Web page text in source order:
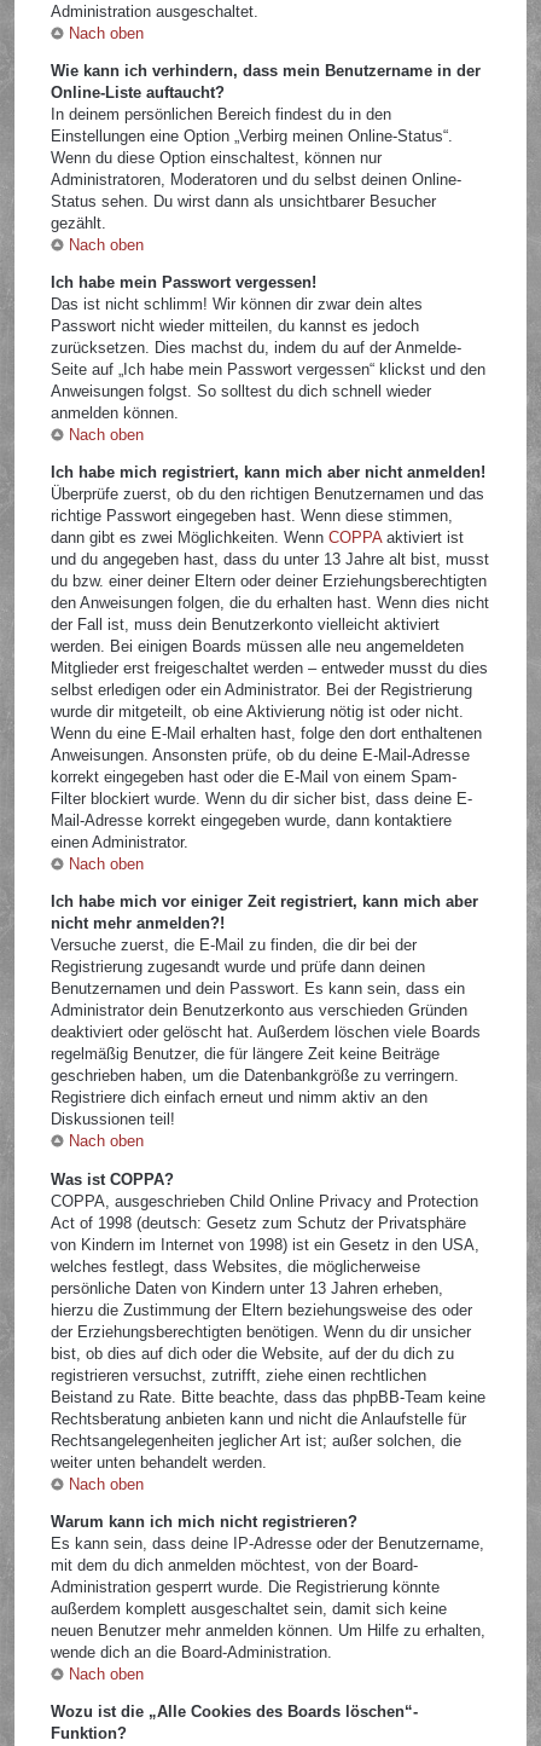
Administration ausgeschaltet.
Nach oben
Wie kann ich verhindern, dass mein Benutzername in der
Online-Liste auftaucht?
In deinem persönlichen Bereich findest du in den
Einstellungen eine Option „Verbirg meinen Online-Status“.
Wenn du diese Option einschaltest, können nur
Administratoren, Moderatoren und du selbst deinen Online-
Status sehen. Du wirst dann als unsichtbarer Besucher
gezählt.
Nach oben
Ich habe mein Passwort vergessen!
Das ist nicht schlimm! Wir können dir zwar dein altes
Passwort nicht wieder mitteilen, du kannst es jedoch
zurücksetzen. Dies machst du, indem du auf der Anmelde-
Seite auf „Ich habe mein Passwort vergessen“ klickst und den
Anweisungen folgst. So solltest du dich schnell wieder
anmelden können.
Nach oben
Ich habe mich registriert, kann mich aber nicht anmelden!
Überprüfe zuerst, ob du den richtigen Benutzernamen und das
richtige Passwort eingegeben hast. Wenn diese stimmen,
dann gibt es zwei Möglichkeiten. WennCOPPAaktiviert ist
und du angegeben hast, dass du unter 13 Jahre alt bist, musst
du bzw. einer deiner Eltern oder deiner Erziehungsberechtigten
den Anweisungen folgen, die du erhalten hast. Wenn dies nicht
der Fall ist, muss dein Benutzerkonto vielleicht aktiviert
werden. Bei einigen Boards müssen alle neu angemeldeten
Mitglieder erst freigeschaltet werden – entweder musst du dies
selbst erledigen oder ein Administrator. Bei der Registrierung
wurde dir mitgeteilt, ob eine Aktivierung nötig ist oder nicht.
Wenn du eine E-Mail erhalten hast, folge den dort enthaltenen
Anweisungen. Ansonsten prüfe, ob du deine E-Mail-Adresse
korrekt eingegeben hast oder die E-Mail von einem Spam-
Filter blockiert wurde. Wenn du dir sicher bist, dass deine E-
Mail-Adresse korrekt eingegeben wurde, dann kontaktiere
einen Administrator.
Nach oben
Ich habe mich vor einiger Zeit registriert, kann mich aber
nicht mehr anmelden?!
Versuche zuerst, die E-Mail zu finden, die dir bei der
Registrierung zugesandt wurde und prüfe dann deinen
Benutzernamen und dein Passwort. Es kann sein, dass ein
Administrator dein Benutzerkonto aus verschieden Gründen
deaktiviert oder gelöscht hat. Außerdem löschen viele Boards
regelmäßig Benutzer, die für längere Zeit keine Beiträge
geschrieben haben, um die Datenbankgröße zu verringern.
Registriere dich einfach erneut und nimm aktiv an den
Diskussionen teil!
Nach oben
Was ist COPPA?
COPPA, ausgeschrieben Child Online Privacy and Protection
Act of 1998 (deutsch: Gesetz zum Schutz der Privatsphäre
von Kindern im Internet von 1998) ist ein Gesetz in den USA,
welches festlegt, dass Websites, die möglicherweise
persönliche Daten von Kindern unter 13 Jahren erheben,
hierzu die Zustimmung der Eltern beziehungsweise des oder
der Erziehungsberechtigten benötigen. Wenn du dir unsicher
bist, ob dies auf dich oder die Website, auf der du dich zu
registrieren versuchst, zutrifft, ziehe einen rechtlichen
Beistand zu Rate. Bitte beachte, dass das phpBB-Team keine
Rechtsberatung anbieten kann und nicht die Anlaufstelle für
Rechtsangelegenheiten jeglicher Art ist; außer solchen, die
weiter unten behandelt werden.
Nach oben
Warum kann ich mich nicht registrieren?
Es kann sein, dass deine IP-Adresse oder der Benutzername,
mit dem du dich anmelden möchtest, von der Board-
Administration gesperrt wurde. Die Registrierung könnte
außerdem komplett ausgeschaltet sein, damit sich keine
neuen Benutzer mehr anmelden können. Um Hilfe zu erhalten,
wende dich an die Board-Administration.
Nach oben
Wozu ist die „Alle Cookies des Boards löschen“-
Funktion?